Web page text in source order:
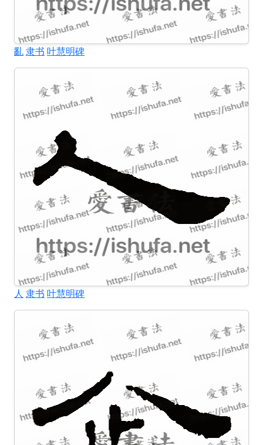
亂隶书 叶慧明碑
人 隶书 叶慧明碑